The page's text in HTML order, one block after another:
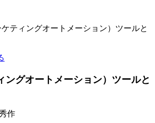
ティングオートメーション）ツールと
ングオートメーション）ツールと
作